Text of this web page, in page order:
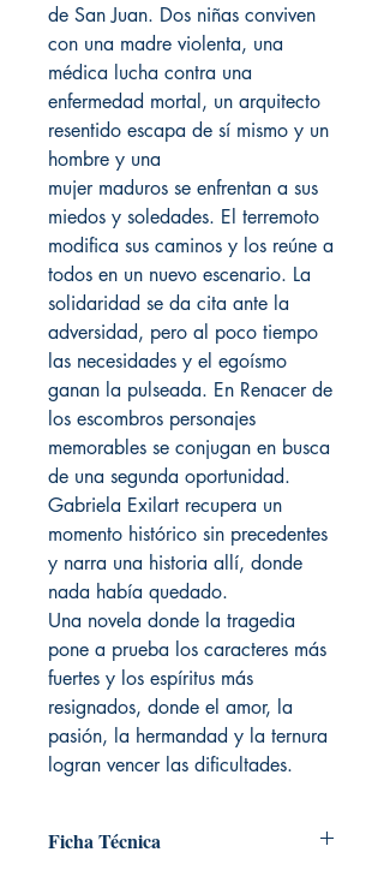
de San Juan. Dos niñas conviven
con una madre violenta, una
médica lucha contra una
enfermedad mortal, un arquitecto
resentido escapa de sí mismo y un
hombre y una
mujer maduros se enfrentan a sus
miedos y soledades. El terremoto
modifica sus caminos y los reúne a
todos en un nuevo escenario. La
solidaridad se da cita ante la
adversidad, pero al poco tiempo
las necesidades y el egoísmo
ganan la pulseada. En Renacer de
los escombros personajes
memorables se conjugan en busca
de una segunda oportunidad.
Gabriela Exilart recupera un
momento histórico sin precedentes
y narra una historia allí, donde
nada había quedado.
Una novela donde la tragedia
pone a prueba los caracteres más
fuertes y los espíritus más
resignados, donde el amor, la
pasión, la hermandad y la ternura
logran vencer las dificultades.
Ficha Técnica